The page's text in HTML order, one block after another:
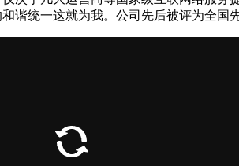
谐统一这就为我。公司先后被评为全国